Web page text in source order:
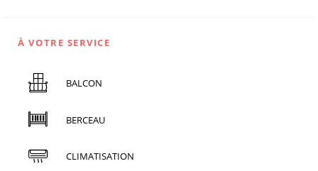
À VOTRE SERVICE
BALCON
BERCEAU
CLIMATISATION